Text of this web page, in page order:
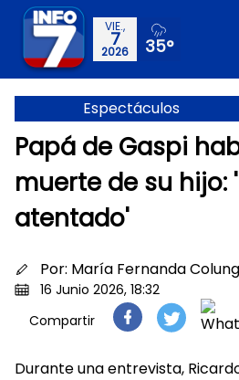
VIE.,
7
2026 35°
Espectáculos
Papá de Gaspi
muerte de su hijo:
atentado'
Por: María Fernanda
16 Junio 2026, 18:32
Compartir
Durante una entrevista,